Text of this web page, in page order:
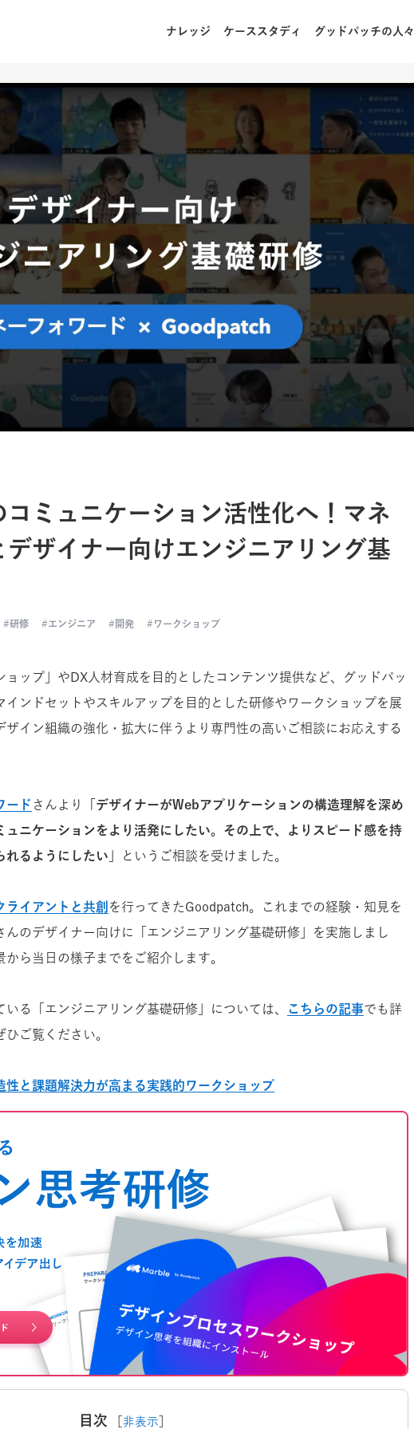
ナレッジ ケーススタディ グッドパッチの人々
コミュニケーション活性化へ！マネ
デザイナー向けエンジニアリング基
研修 エンジニア 開発 ワークショップ
ョップ」やDX人材育成を目的としたコンテンツ提供など、グッドパッ
インドセットやスキルアップを目的とした研修やワークショップを展
ザイン組織の強化・拡大に伴うより専門性の高いご相談にお応えする
ード さんより
「デザイナーがWebアプリケーションの構造理解を深め
ュニケーションをより活発にしたい。その上で、よりスピード感を持
るようにしたい」
というご相談を受けました。
ライアントと共創 を行ってきたGoodpatch。これまでの経験・知見を
んのデザイナー向けに「エンジニアリング基礎研修」を実施しまし
ら当日の様子までをご紹介します。
る「エンジニアリング基礎研修」については、 こちらの記事でも詳
ご覧ください。
性と課題解決力が高まる実践的ワークショップ
目次 非表示